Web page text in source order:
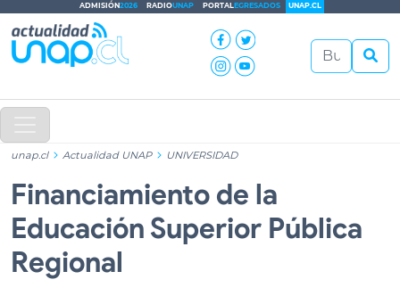
ADMISIÓN2026 RADIOUNAP PORTALEGRESADOS UNAP.CL
unap.cl Actualidad UNAP UNIVERSIDAD
Financiamiento de la
Educación Superior Pública
Regional